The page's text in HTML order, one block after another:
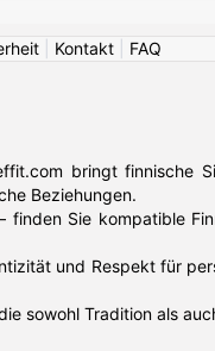
Kontakt FAQ
bringt finnische
Beziehungen.
Sie kompatible
und Respekt für
sowohl Tradition als